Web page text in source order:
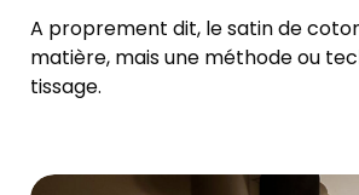
A proprement dit, le satin de
matière, mais une méthode ou
tissage.